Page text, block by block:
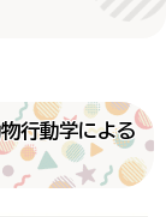
行動学による